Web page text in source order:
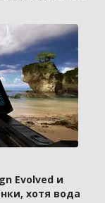
Evolved и
хотя вода